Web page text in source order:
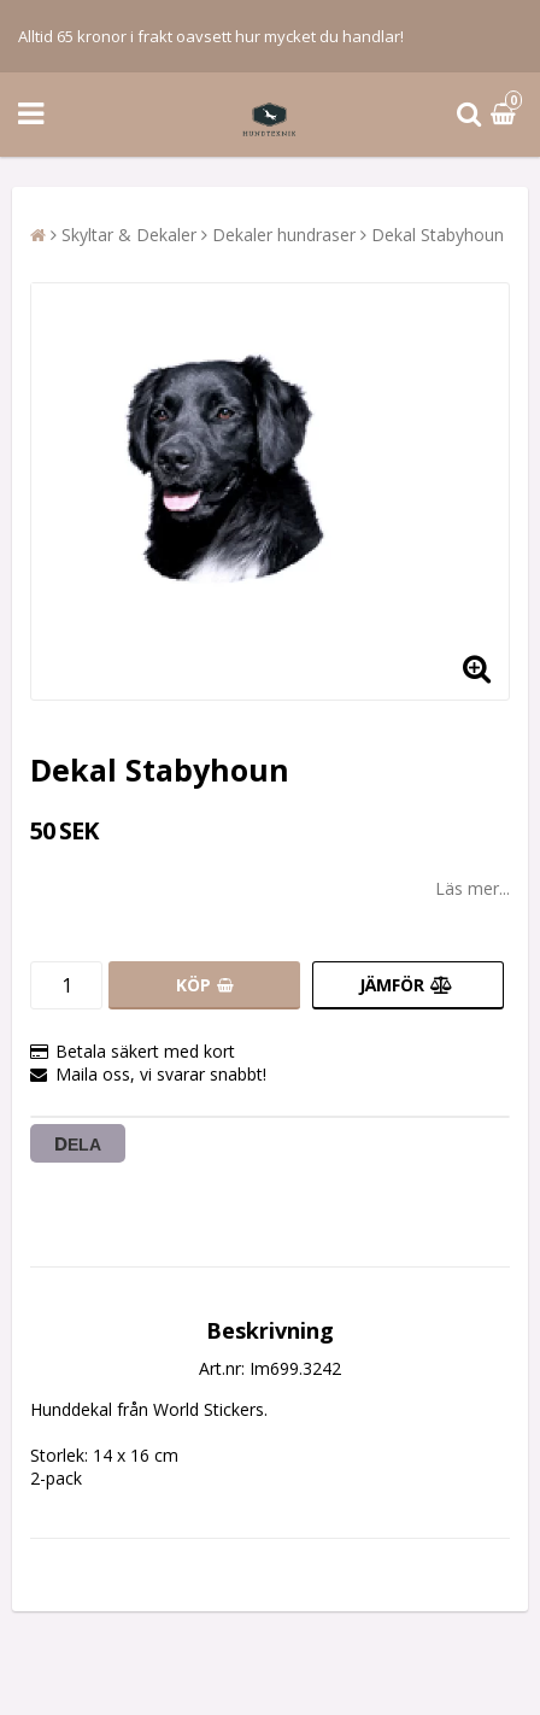
Alltid 65 kronor i frakt oavsett hur mycket du handlar!
0
Skyltar & Dekaler Dekaler hundraser Dekal Stabyhoun
Dekal Stabyhoun
50 SEK
Läs mer...
KÖP JÄMFÖR
Betala säkert med kort
Maila oss, vi svarar snabbt!
DELA
Beskrivning
Art.nr: Im699.3242
Hunddekal från World Stickers.
Storlek: 14 x 16 cm
2-pack